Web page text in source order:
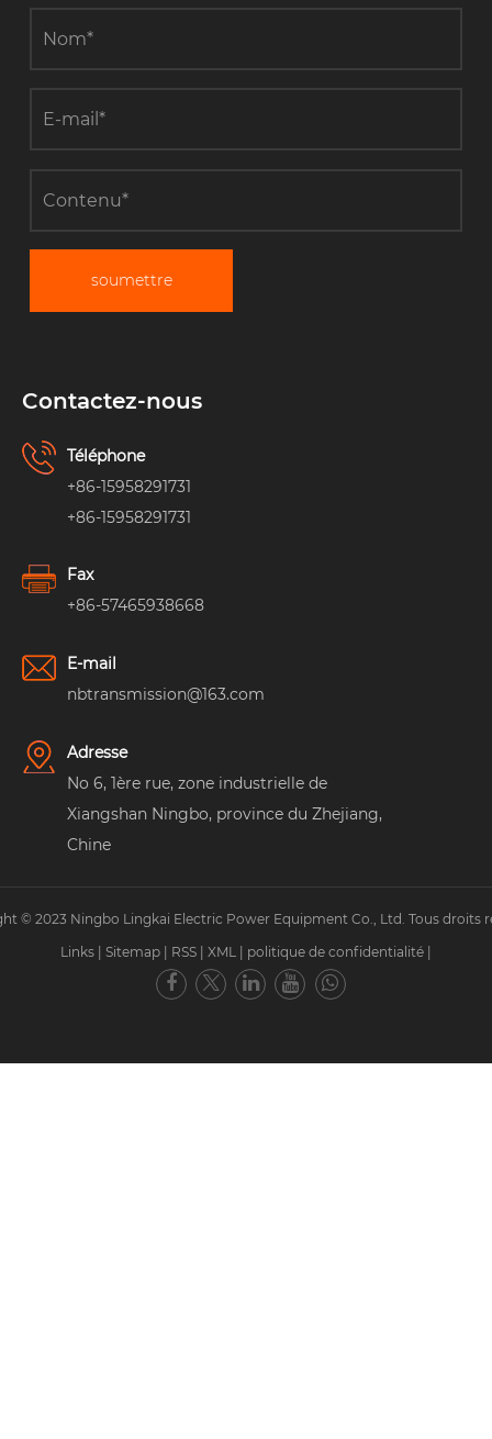
soumettre
Contactez-nous
Téléphone
+86-15958291731
+86-15958291731
Fax
+86-57465938668
E-mail
nbtransmission@163.com
Adresse
No 6, 1ère rue, zone industrielle de
Xiangshan Ningbo, province du Zhejiang,
Chine
© 2023 Ningbo Lingkai Electric Power Equipment Co., Ltd. Tous droits
Links
Sitemap RSS XML politique de confidentialité